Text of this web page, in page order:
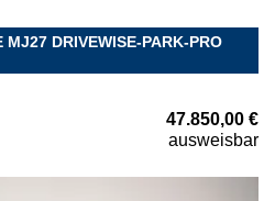
DRIVEWISE-PARK-PRO
47.850,00 €
ausweisbar